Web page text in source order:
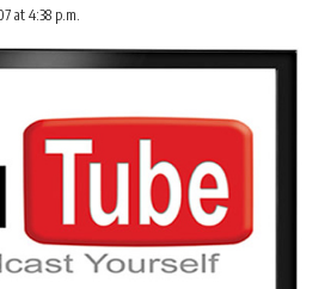
at 4:38 p.m.